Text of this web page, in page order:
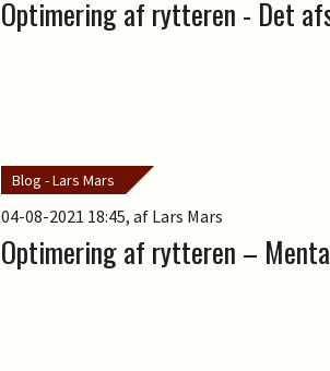
Optimering af rytteren - Det
Blog - Lars Mars
04-08-2021 18:45, af Lars Mars
Optimering af rytteren –